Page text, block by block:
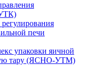
печи
упаковки яичной
тару (ЯСНО-УТМ)